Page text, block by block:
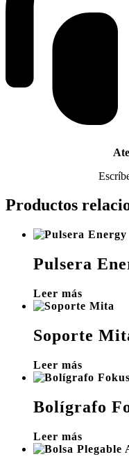
Productos
Pulsera
Leer más
Soporte
Leer más
Bolígrafo
Leer más